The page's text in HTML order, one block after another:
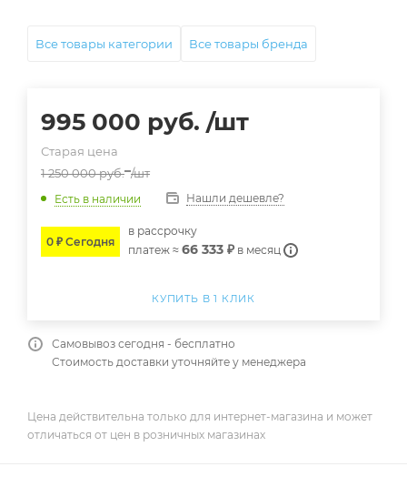
Все товары категории Все товары бренда
995 000 руб. /шт
Старая цена
1 250 000руб. /шт
Есть в наличии Нашли дешевле?
0 ₽ Сегодня
в расcрочку
платеж ≈ 66 333 ₽ в месяц
КУПИТЬ В 1 КЛИК
Самовывоз сегодня - бесплатно
Стоимость доставки уточняйте у менеджера
Цена действительна только для интернет-магазина и может
отличаться от цен в розничных магазинах